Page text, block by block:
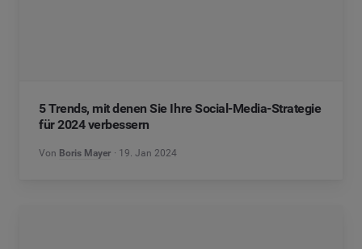
5 Trends, mit denen Sie Ihre Social-Media-Strategie
für 2024 verbessern
Von Boris Mayer 19. Jan 2024